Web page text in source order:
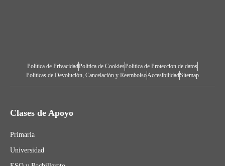
Política de PrivacidadPolítica de CookiesPolítica de Proteccion de datos
Politicas de Devolución, Cancelación y ReembolsoAccesibilidadSitemap
Clases de Apoyo
Primaria
Universidad